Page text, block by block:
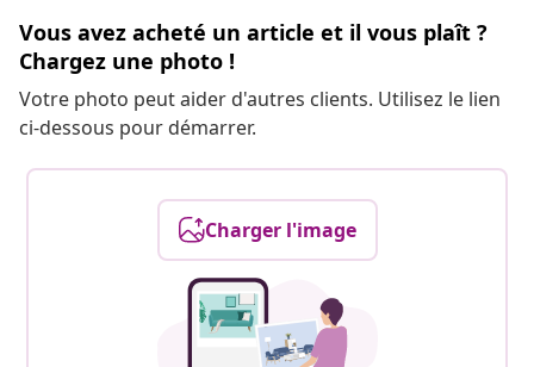
Vous avez acheté un article et il vous plaît ?
Chargez une photo !
Votre photo peut aider d'autres clients. Utilisez le lien
ci-dessous pour démarrer.
Charger l'image